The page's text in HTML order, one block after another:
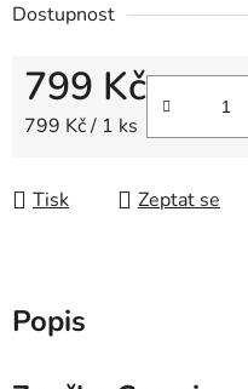
Dostupnost
799 Kč
Měrná cena:
799 Kč / 1 ks
Tisk Zeptat se
Popis